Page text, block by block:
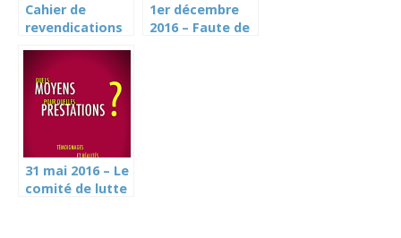
Cahier de
revendications
23 à Genève
1er décembre
2016 – Faute de
31 mai 2016 – Le
comité de lutte